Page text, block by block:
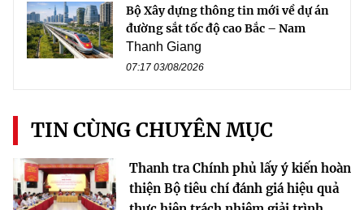
Bộ Xây dựng thông tin mới về dự án
đường sắt tốc độ cao Bắc – Nam
Thanh Giang
07:17 03/08/2026
TIN CÙNG CHUYÊN MỤC
Thanh tra Chính phủ lấy ý kiến hoàn
thiện Bộ tiêu chí đánh giá hiệu quả